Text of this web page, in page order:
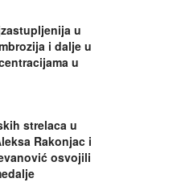
u
i dalje u
u
strelaca u
Rakonjac i
osvojili